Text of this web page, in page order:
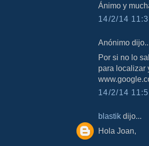
Ánimo y
14/2/14
Anónimo
Por si no lo
para localizar
14/2/14
blastik dijo...
Hola Joan,